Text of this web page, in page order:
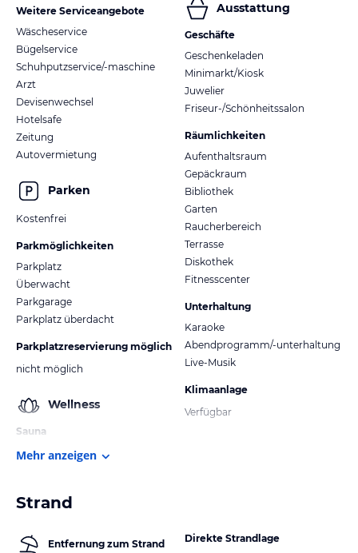
Weitere Serviceangebote
Wäscheservice
Bügelservice
Schuhputzservice/-maschine
Arzt
Devisenwechsel
Hotelsafe
Zeitung
Autovermietung
Parken
Kostenfrei
Parkmöglichkeiten
Parkplatz
Überwacht
Parkgarage
Parkplatz überdacht
Parkplatzreservierung möglich
nicht möglich
Wellness
Sauna
Ausstattung
Geschäfte
Geschenkeladen
Minimarkt/Kiosk
Juwelier
Friseur-/Schönheitssalon
Räumlichkeiten
Aufenthaltsraum
Gepäckraum
Bibliothek
Garten
Raucherbereich
Terrasse
Diskothek
Fitnesscenter
Unterhaltung
Karaoke
Abendprogramm/-unterhaltung
Live-Musik
Klimaanlage
Verfügbar
Mehr anzeigen
Strand
Entfernung zum Strand
Direkte Strandlage